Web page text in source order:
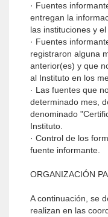
· Fuentes
entregan la
las instituciones y el
· Fuentes
registraron alguna
anterior(es) y que
al Instituto en los
· Las fuentes que
determinado mes,
denominado
Instituto.
· Control de los
fuente informante.
ORGANIZACIÓN
A continuación, se
realizan en las